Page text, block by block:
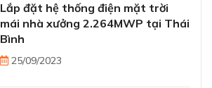
Lắp đặt hệ thống điện mặt trời
mái nhà xưởng 2.264MWP tại Thái
Bình
25/09/2023